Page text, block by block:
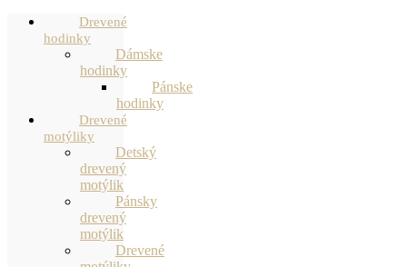
Drevené
hodinky
Dámske
hodinky
Pánske
hodinky
Drevené
motýliky
Detský
drevený
motýlik
Pánsky
drevený
motýlik
Drevené